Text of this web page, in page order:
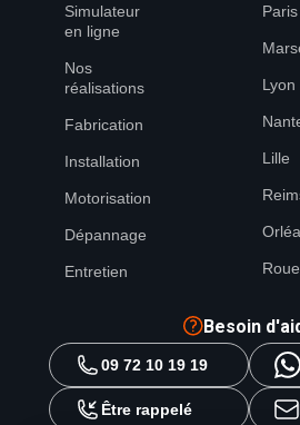
Simulateur
en ligne
Nos
réalisations
Fabrication
Installation
Motorisation
Dépannage
Entretien
Paris
Lyon
Lille
Besoin
09 72 10 19 19
Être rappelé